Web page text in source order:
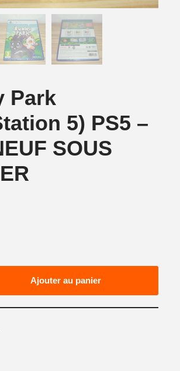
Park
5) PS5 –
SOUS
Ajouter au panier